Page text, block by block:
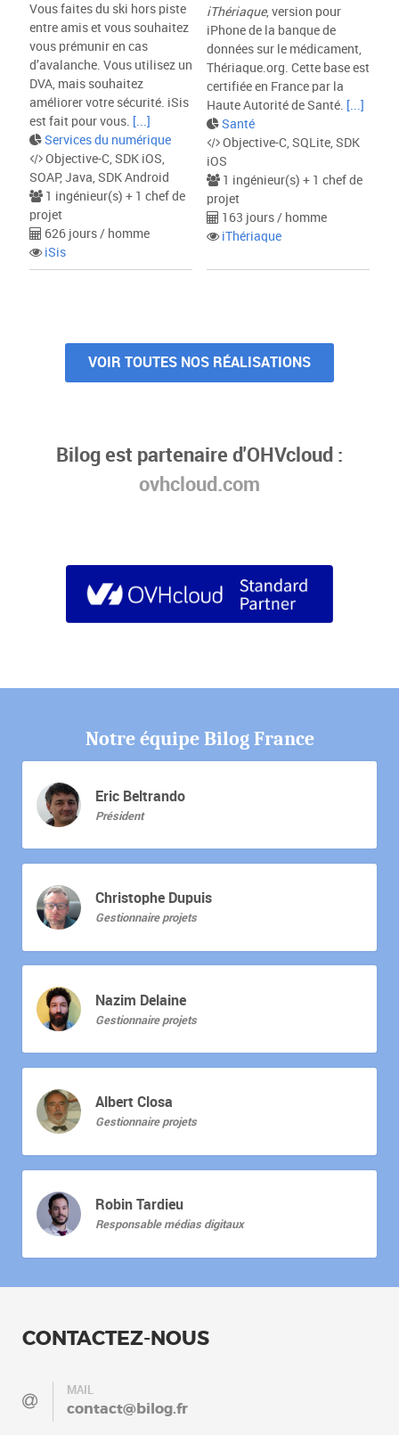
Vous faites du ski hors piste
entre amis et vous souhaitez
vous prémunir en cas
d’avalanche. Vous utilisez un
DVA, mais souhaitez
améliorer votre sécurité. iSis
est fait pour vous. [...]
Services du numérique
Objective-C, SDK iOS,
SOAP, Java, SDK Android
1 ingénieur(s) + 1 chef de
projet
626 jours / homme
iSis
iThériaque, version pour
iPhone de la banque de
données sur le médicament,
Thériaque.org. Cette base est
certifiée en France par la
Haute Autorité de Santé. [...]
Santé
Objective-C, SQLite, SDK
iOS
1 ingénieur(s) + 1 chef de
projet
163 jours / homme
iThériaque
VOIR TOUTES NOS RÉALISATIONS
Bilog est partenaire d'OHVcloud :
ovhcloud.com
Notre équipe Bilog France
Eric Beltrando
Président
Christophe Dupuis
Gestionnaire projets
Nazim Delaine
Gestionnaire projets
Albert Closa
Gestionnaire projets
Robin Tardieu
Responsable médias digitaux
CONTACTEZ-NOUS
MAIL
contact@bilog.fr